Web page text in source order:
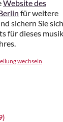
Website des
für weitere
sichern Sie
für dieses
wechseln